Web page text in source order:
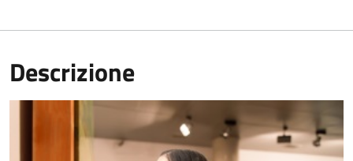
Descrizione